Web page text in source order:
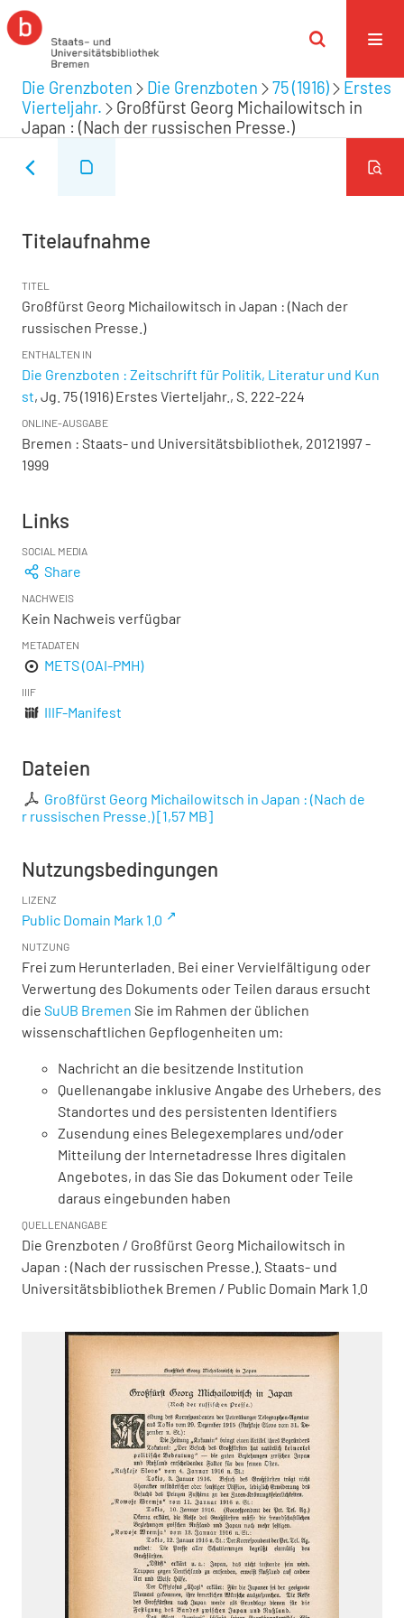
Die Grenzboten Die Grenzboten 75 (1916)
Erstes
Vierteljahr.
Großfürst Georg Michailowitsch in
Japan : (Nach der russischen Presse.)
Titelaufnahme
TITEL
Großfürst Georg Michailowitsch in Japan : (Nach der
russischen Presse.)
ENTHALTEN IN
Die Grenzboten : Zeitschrift für Politik, Literatur und Kun
st, Jg. 75 (1916) Erstes Vierteljahr., S. 222-224
ONLINE-AUSGABE
Bremen : Staats- und Universitätsbibliothek, 20121997 -
1999
Links
SOCIAL MEDIA
Share
NACHWEIS
Kein Nachweis verfügbar
METADATEN
METS (OAI-PMH)
IIIF
IIIF-Manifest
Dateien
Großfürst Georg Michailowitsch in Japan : (Nach de
r russischen Presse.)[1,57 MB]
Nutzungsbedingungen
LIZENZ
Public Domain Mark 1.0
NUTZUNG
Frei zum Herunterladen. Bei einer Vervielfältigung oder
Verwertung des Dokuments oder Teilen daraus ersucht
die SuUB Bremen Sie im Rahmen der üblichen
wissenschaftlichen Gepflogenheiten um:
Nachricht an die besitzende Institution
Quellenangabe inklusive Angabe des Urhebers, des
Standortes und des persistenten Identifiers
Zusendung eines Belegexemplares und/oder
Mitteilung der Internetadresse Ihres digitalen
Angebotes, in das Sie das Dokument oder Teile
daraus eingebunden haben
QUELLENANGABE
Die Grenzboten / Großfürst Georg Michailowitsch in
Japan : (Nach der russischen Presse.). Staats- und
Universitätsbibliothek Bremen / Public Domain Mark 1.0